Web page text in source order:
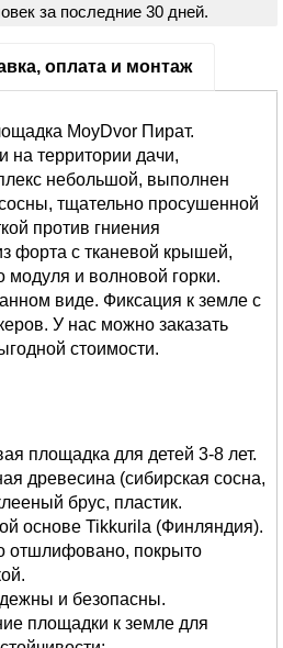
за последние 30 дней.
оплата и монтаж
MoyDvor Пират.
на территории дачи,
небольшой, выполнен
тщательно просушенной
против гниения
форта с тканевой крышей,
модуля и волновой горки.
виде. Фиксация к земле с
У нас можно заказать
стоимости.
площадка для детей 3-8 лет.
древесина (сибирская сосна,
брус, пластик.
основе Tikkurila (Финляндия).
отшлифовано, покрыто
и безопасны.
площадки к земле для